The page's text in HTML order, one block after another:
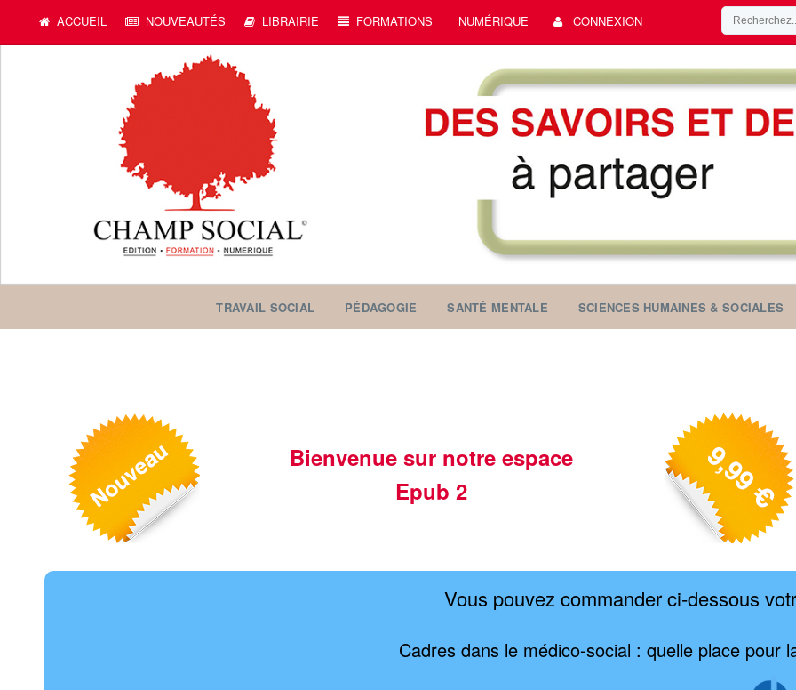
ACCUEIL NOUVEAUTÉS LIBRAIRIE FORMATIONS NUMÉRIQUE CONNEXION
TRAVAIL SOCIAL PÉDAGOGIE SANTÉ MENTALE SCIENCES HUMAINES & SOCIALES
Bienvenue sur notre espace
Epub 2
Vous pouvez commander ci-dessous
Cadres dans le médico-social : quelle place pour